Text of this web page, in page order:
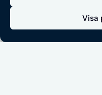
Visa
Nu håller
ett inofficiellt